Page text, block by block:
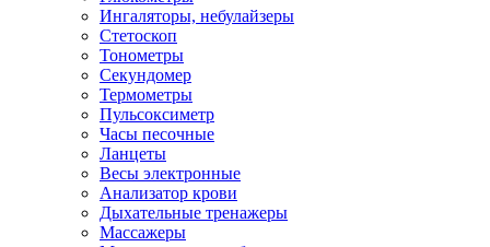
Ингаляторы, небулайзеры
Стетоскоп
Тонометры
Секундомер
Термометры
Пульсоксиметр
Часы песочные
Ланцеты
Весы электронные
Анализатор крови
Дыхательные тренажеры
Массажеры